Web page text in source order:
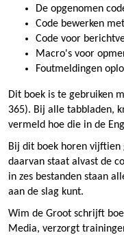
De opgenomen
Code bewerken
Code voor
Macro's voor
Foutmeldingen
Dit boek is te gebruiken
365). Bij alle tabbladen,
vermeld hoe die in de
Bij dit boek horen vijftien
daarvan staat alvast de
in zes bestanden staan
aan de slag kunt.
Wim de Groot schrijft
Media, verzorgt